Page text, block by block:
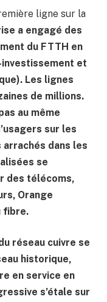
ligne sur la
a engagé des
du FTTH en
et
Les lignes
de millions.
au même
sur les
dans les
se
des télécoms,
Orange
fibre.
réseau cuivre se
historique,
en service en
s’étale sur